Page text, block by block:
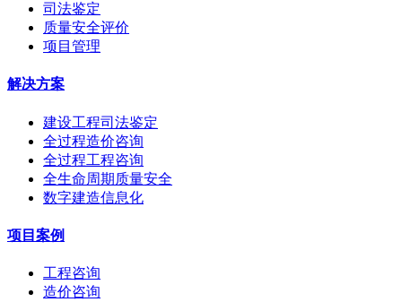
司法鉴定
质量安全评价
项目管理
解决方案
建设工程司法鉴定
全过程造价咨询
全过程工程咨询
全生命周期质量安全
数字建造信息化
项目案例
工程咨询
造价咨询